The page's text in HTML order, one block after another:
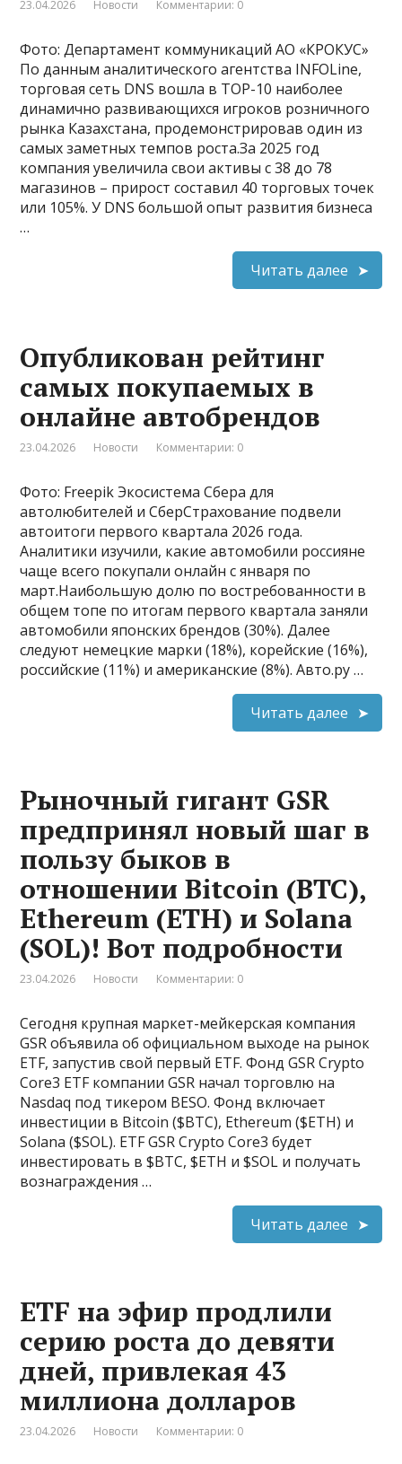
23.04.2026 Новости Комментарии: 0
Фото: Департамент коммуникаций АО «КРОКУС»
По данным аналитического агентства INFOLine,
торговая сеть DNS вошла в TOP-10 наиболее
динамично развивающихся игроков розничного
рынка Казахстана, продемонстрировав один из
самых заметных темпов роста.За 2025 год
компания увеличила свои активы с 38 до 78
магазинов – прирост составил 40 торговых точек
или 105%. У DNS большой опыт развития бизнеса
…
Читать далее
Опубликован рейтинг
самых покупаемых в
онлайне автобрендов
23.04.2026 Новости Комментарии: 0
Фото: Freepik Экосистема Сбера для
автолюбителей и СберСтрахование подвели
автоитоги первого квартала 2026 года.
Аналитики изучили, какие автомобили россияне
чаще всего покупали онлайн с января по
март.Наибольшую долю по востребованности в
общем топе по итогам первого квартала заняли
автомобили японских брендов (30%). Далее
следуют немецкие марки (18%), корейские (16%),
российские (11%) и американские (8%). Авто.ру …
Читать далее
Рыночный гигант GSR
предпринял новый шаг в
пользу быков в
отношении Bitcoin (BTC),
Ethereum (ETH) и Solana
(SOL)! Вот подробности
23.04.2026 Новости Комментарии: 0
Сегодня крупная маркет-мейкерская компания
GSR объявила об официальном выходе на рынок
ETF, запустив свой первый ETF. Фонд GSR Crypto
Core3 ETF компании GSR начал торговлю на
Nasdaq под тикером BESO. Фонд включает
инвестиции в Bitcoin ($BTC), Ethereum ($ETH) и
Solana ($SOL). ETF GSR Crypto Core3 будет
инвестировать в $BTC, $ETH и $SOL и получать
вознаграждения …
Читать далее
ETF на эфир продлили
серию роста до девяти
дней, привлекая 43
миллиона долларов
23.04.2026 Новости Комментарии: 0